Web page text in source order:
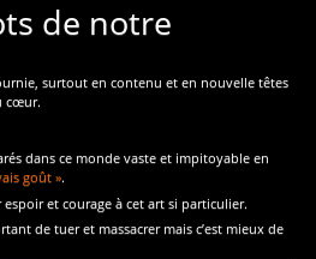
de notre
surtout en contenu et en nouvelle têtes
cœur.
dans ce monde vaste et impitoyable en
goût ».
et courage à cet art si particulier.
de tuer et massacrer mais c’est mieux de